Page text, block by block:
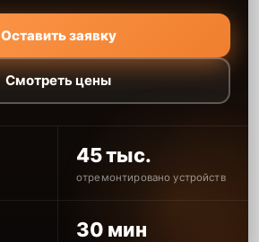
Оставить заявку
Смотреть цены
45 тыс.
отремонтировано устройств
30 мин